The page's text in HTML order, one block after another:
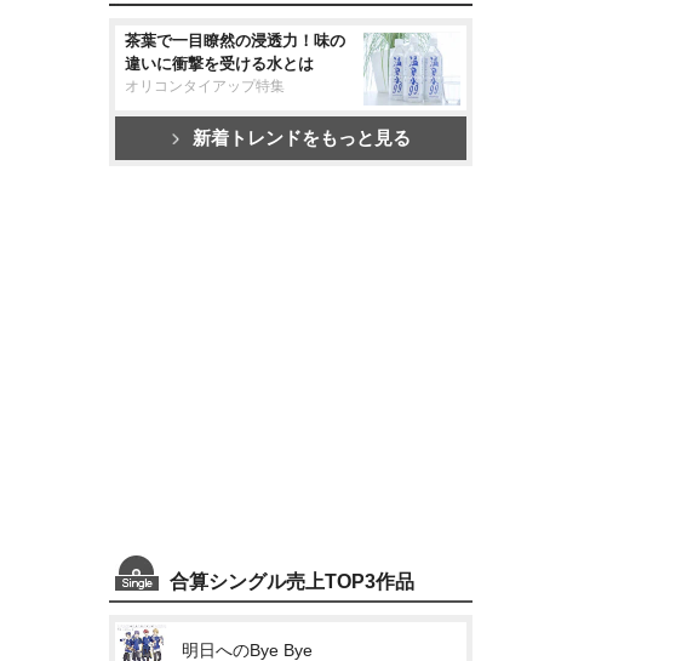
茶葉で一目瞭然の浸透力！味の
違いに衝撃を受ける水とは
オリコンタイアップ特集
新着トレンドをもっと見る
合算シングル売上TOP3作品
明日へのBye Bye